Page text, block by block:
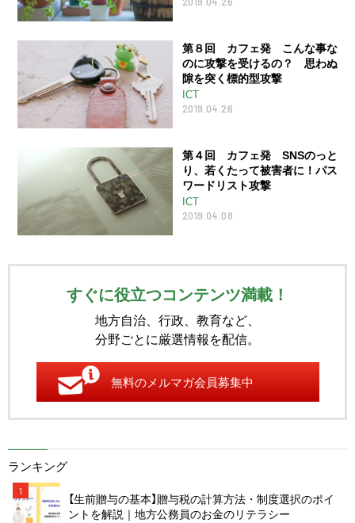
第８回 カフェ発 こんな事な
のに攻撃を受けるの？ 思わぬ
隙を突く標的型攻撃
ICT
2019.04.26
第４回 カフェ発 SNSのっと
り、若くたって被害者に！パス
ワードリスト攻撃
ICT
2019.04.08
すぐに役立つコンテンツ満載！
地方自治、行政、教育など、
分野ごとに厳選情報を配信。
無料のメルマガ会員募集中
ランキング
1
【生前贈与の基本】贈与税の計算方法・制度選択のポイ
ントを解説｜地方公務員のお金のリテラシー